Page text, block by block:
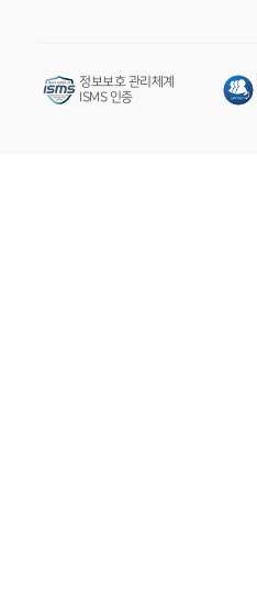
정보보호 관리체계
ISMS 인증